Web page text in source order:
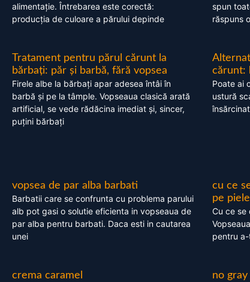
alimentație. Întrebarea este corectă:
producția de culoare a părului depinde
spun
răspuns
Tratament pentru părul cărunt la
bărbați: păr și barbă, fără vopsea
Firele albe la bărbați apar adesea întâi în
barbă și pe la tâmple. Vopseaua clasică arată
artificial, se vede rădăcina imediat și, sincer,
puțini bărbați
cărunt:
Poate ai
ustură
vopsea de par alba barbati
Barbatii care se confrunta cu problema parului
alb pot gasi o solutie eficienta in vopseaua de
par alba pentru barbati. Daca esti in cautarea
unei
cu ce
pe piele
Cu ce se
pentru
crema caramel no